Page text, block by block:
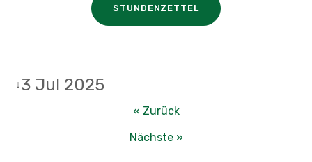
STUNDENZETTEL
↓3 Jul 2025
« Zurück
Nächste »